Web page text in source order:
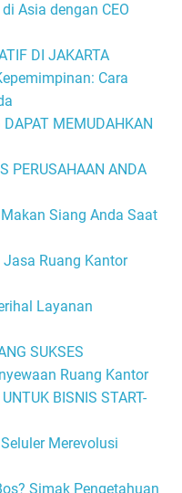
Asia dengan CEO
DI JAKARTA
Cara
DAPAT MEMUDAHKAN
PERUSAHAAN ANDA
Siang Anda Saat
Ruang Kantor
Layanan
SUKSES
Ruang Kantor
BISNIS START-
Merevolusi
Simak Pengetahuan